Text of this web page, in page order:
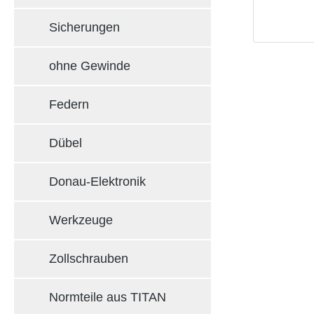
Sicherungen
ohne Gewinde
Federn
Dübel
Donau-Elektronik
Werkzeuge
Zollschrauben
Normteile aus TITAN